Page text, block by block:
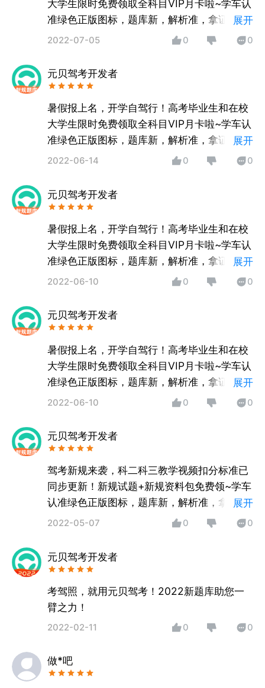
大学生限时免费领取全科目VIP月卡啦~学车认
准绿色正版图标，题库新，解析准，拿证快！
如有疑问，可通过APP内意见反馈，客服随时
展开
2022-07-05 0 0
元贝驾考开发者
暑假报上名，开学自驾行！高考毕业生和在校
大学生限时免费领取全科目VIP月卡啦~学车认
准绿色正版图标，题库新，解析准，拿证快！
如有疑问，可通过APP内意见反馈，客服随时
展开
2022-06-14 0 0
元贝驾考开发者
暑假报上名，开学自驾行！高考毕业生和在校
大学生限时免费领取全科目VIP月卡啦~学车认
准绿色正版图标，题库新，解析准，拿证快！
如有疑问，可通过APP内意见反馈，客服随时
展开
2022-06-10 0 0
元贝驾考开发者
暑假报上名，开学自驾行！高考毕业生和在校
大学生限时免费领取全科目VIP月卡啦~学车认
准绿色正版图标，题库新，解析准，拿证快！
如有疑问，可通过APP内意见反馈，客服随时
展开
2022-06-10 0 0
元贝驾考开发者
驾考新规来袭，科二科三教学视频扣分标准已
同步更新！新规试题+新规资料包免费领~学车
认准绿色正版图标，题库新，解析准，拿证
快！如有疑问，可通过APP内意见反馈，客服
展开
2022-05-07 0 0
元贝驾考开发者
考驾照，就用元贝驾考！2022新题库助您一
臂之力！
2022-02-11 0 0
做*吧